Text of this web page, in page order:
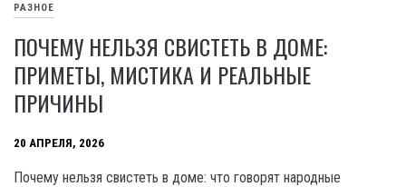
РАЗНОЕ
ПОЧЕМУ НЕЛЬЗЯ СВИСТЕТЬ В ДОМЕ:
ПРИМЕТЫ, МИСТИКА И РЕАЛЬНЫЕ
ПРИЧИНЫ
20 АПРЕЛЯ, 2026
Почему нельзя свистеть в доме: что говорят народные